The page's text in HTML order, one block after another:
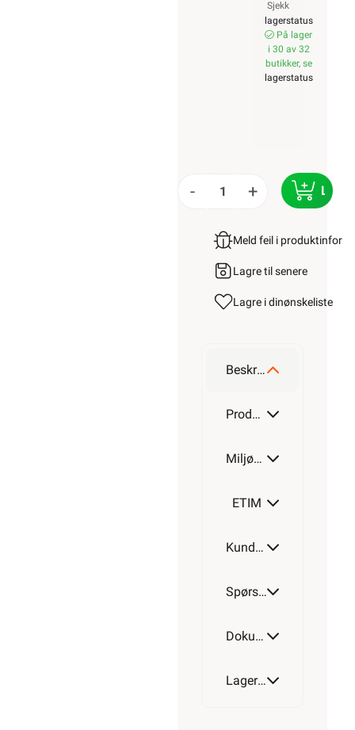
Sjekk
lagerstatus
På lager
i 30 av 32
butikker, se
lagerstatus
- +
Meld feil i
Lagre til senere
Lagre i dinønskeliste
Beskrivelse
Produktdetaljer
Miljøparametere
ETIM
Kundeomtale
Spørsmål og svar
Dokumentasjon
Lagerstatus